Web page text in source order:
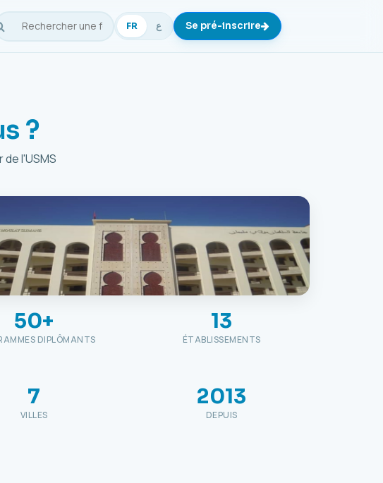
FR ع Se pré-inscrire
?
l'USMS
50+
DIPLÔMANTS
13
ÉTABLISSEMENTS
7
VILLES
2013
DEPUIS